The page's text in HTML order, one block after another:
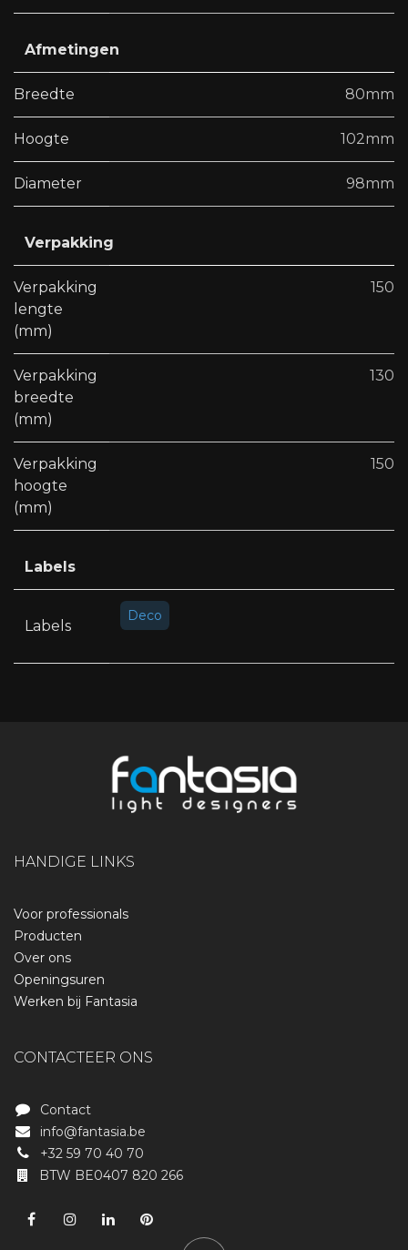
Afmetingen
Breedte 80mm
Hoogte 102mm
Diameter 98mm
Verpakking
Verpakking
lengte
(mm)
150
Verpakking
breedte
(mm)
130
Verpakking
hoogte
(mm)
150
Labels
Labels
Deco
HANDIGE LINKS
Voor professionals
Producten
Over ons
Openingsuren
Werken bij Fantasia
CONTACTEER ONS
Contact
info@fantasia.be
+32 59 70 40 70
BTW BE0407 820 266